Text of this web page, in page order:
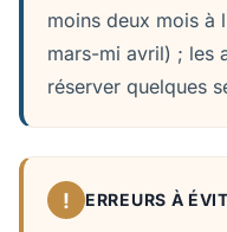
moins deux mois à
mars-mi avril) ; les
réserver quelques
! ERREURS À